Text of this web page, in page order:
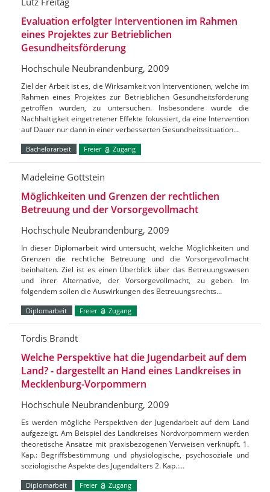
Evaluation erfolgter Interventionen im Rahmen
eines Projektes zur Betrieblichen
Gesundheitsförderung
Hochschule Neubrandenburg, 2009
Ziel der Arbeit ist es, die Wirksamkeit von Interventionen, welche im
Rahmen eines Projektes zur Betrieblichen Gesundheitsförderung
getroffen wurden, zu untersuchen. Insbesondere wurde die
Nachhaltigkeit eingetretener Effekte fokussiert, da eine Intervention
auf Dauer nur dann in einer verbesserten Gesundheitssituation…
Bachelorarbeit Freier Zugang
Madeleine Gottstein
Möglichkeiten und Grenzen der rechtlichen
Betreuung und der Vorsorgevollmacht
Hochschule Neubrandenburg, 2009
In dieser Diplomarbeit wird untersucht, welche Möglichkeiten und
Grenzen die rechtliche Betreuung und die Vorsorgevollmacht
beinhalten. Ziel ist es einen Überblick über das Betreuungswesen
und ihrer Alternative, der Vorsorgevollmacht, zu geben. Im
folgendem sollen die Auswirkungen des Betreuungsrechts…
Diplomarbeit Freier Zugang
Tordis Brandt
Welche Perspektive hat die Jugendarbeit auf dem
Land? - dargestellt an Hand eines Landkreises in
Mecklenburg-Vorpommern
Hochschule Neubrandenburg, 2009
Es werden mögliche Perspektiven der Jugendarbeit auf dem Land
aufgezeigt. Am Beispiel des Landkreises Nordvorpommern werden
theoretische Ansätze mit praxisbezogenen Verweisen verknüpft. 1.
Kap.: Begriffsbestimmung und physiologische, psychosoziale und
soziologische Aspekte des Jugendalters 2. Kap.:…
Diplomarbeit Freier Zugang